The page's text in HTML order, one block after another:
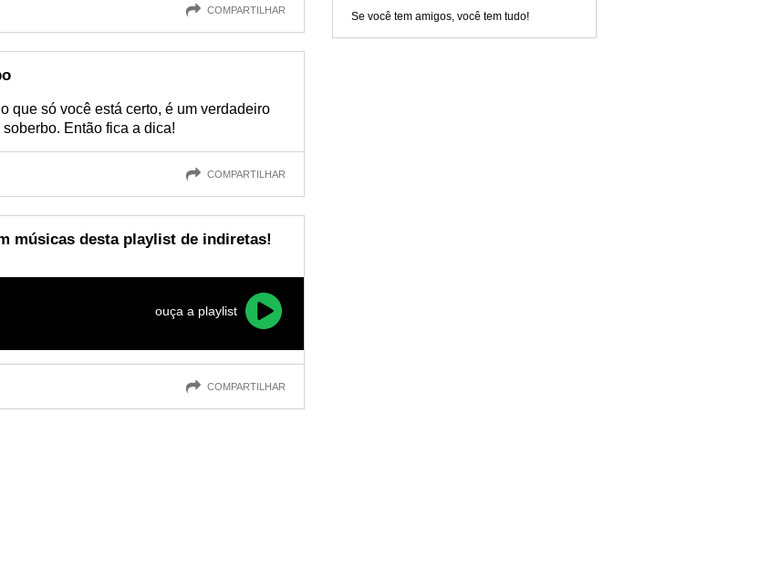
COMPARTILHAR
que só você está certo, é um verdadeiro
Então fica a dica!
COMPARTILHAR
músicas desta playlist de indiretas!
ouça a playlist
COMPARTILHAR
Se você tem amigos, você tem tudo!